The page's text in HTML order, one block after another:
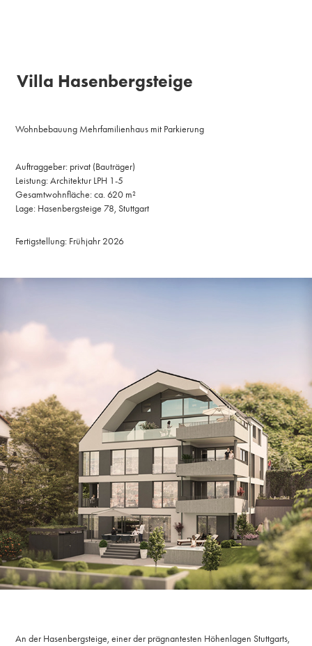
Villa Hasenbergsteige
Wohnbebauung Mehrfamilienhaus mit Parkierung
Auftraggeber: privat (Bauträger)
Leistung: Architektur LPH 1-5
Gesamtwohnfläche: ca. 620 m²
Lage: Hasenbergsteige 78, Stuttgart
Fertigstellung: Frühjahr 2026
An der Hasenbergsteige, einer der prägnantesten Höhenlagen Stuttgarts,